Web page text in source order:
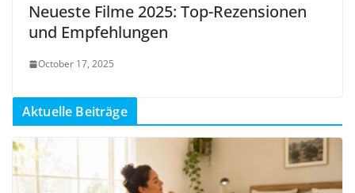
Neueste Filme 2025: Top-Rezensionen
und Empfehlungen
October 17, 2025
Aktuelle Beiträge